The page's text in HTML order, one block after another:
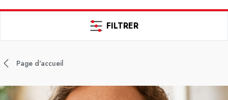
FILTRER
Page d'accueil